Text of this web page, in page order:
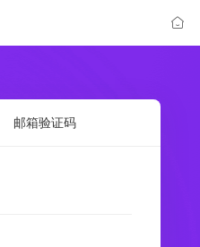
邮箱验证码